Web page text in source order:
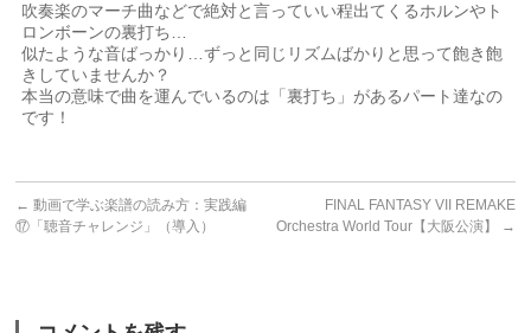
吹奏楽のマーチ曲などで絶対と言っていい程出てくるホルンやト
ロンボーンの裏打ち…
似たような音ばっかり…ずっと同じリズムばかりと思って飽き飽
きしていませんか？
本当の意味で曲を運んでいるのは「裏打ち」があるパート達なの
です！
← 動画で学ぶ楽譜の読み方：実践編
⑰「聴音チャレンジ」（導入）
FINAL FANTASY VII REMAKE
Orchestra World Tour【大阪公演】
→